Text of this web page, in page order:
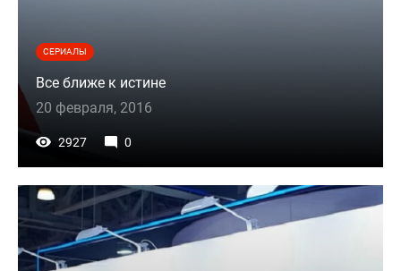
СЕРИАЛЫ
Все ближе к истине
20 февраля, 2016
2927 0